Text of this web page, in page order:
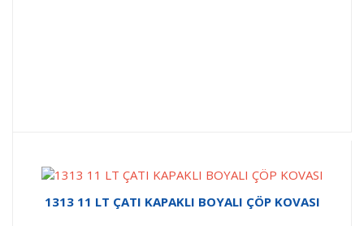
1313 11 LT ÇATI KAPAKLI BOYALI ÇÖP KOVASI